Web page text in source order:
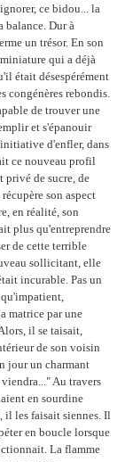
ce bidou... la
balance. Dur à
un trésor. En son
qui a déjà
était désespérément
congénères rebondis.
de trouver une
et s'épanouir
d'enfler, dans
ce nouveau profil
privé de sucre, de
son aspect
en réalité, son
plus qu'entreprendre
de cette terrible
sollicitant, elle
incurable. Pas un
matrice par une
il se taisait,
de son voisin
jour un charmant
Au travers
en sourdine
il les faisait siennes. Il
en boucle lorsque
La flamme